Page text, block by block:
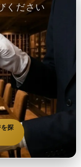
ください
探